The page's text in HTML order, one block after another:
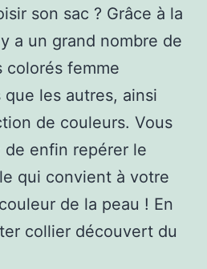
son sac ? Grâce à la
a un grand nombre de
colorés femme
les autres, ainsi
de couleurs. Vous
de enfin repérer le
qui convient à votre
de la peau ! En
collier découvert du